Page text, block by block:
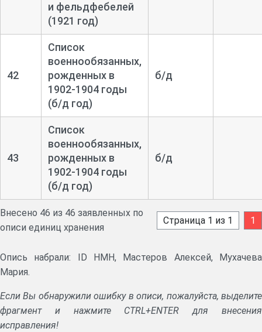
и фельдфебелей
(1921 год)
42
Список
военнообязанных,
рожденных в
1902-1904 годы
(б/д год)
б/д
43
Список
военнообязанных,
рожденных в
1902-1904 годы
(б/д год)
б/д
Внесено 46 из 46 заявленных по
описи единиц хранения
Страница 1 из 1 1
Опись набрали: ID HMH, Мастеров Алексей, Мухачева
Мария.
Если Вы обнаружили ошибку в описи, пожалуйста, выделите
фрагмент и нажмите CTRL+ENTER для внесения
исправления!